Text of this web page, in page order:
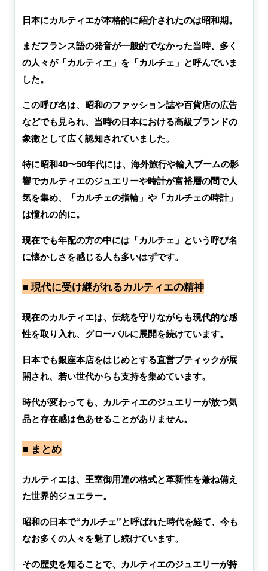
日本にカルティエが本格的に紹介されたのは昭和期。
まだフランス語の発音が一般的でなかった当時、多く
の人々が「カルティエ」を「カルチェ」と呼んでいま
した。
この呼び名は、昭和のファッション誌や百貨店の広告
などでも見られ、当時の日本における高級ブランドの
象徴として広く認知されていました。
特に昭和40〜50年代には、海外旅行や輸入ブームの影
響でカルティエのジュエリーや時計が富裕層の間で人
気を集め、「カルチェの指輪」や「カルチェの時計」
は憧れの的に。
現在でも年配の方の中には「カルチェ」という呼び名
に懐かしさを感じる人も多いはずです。
■ 現代に受け継がれるカルティエの精神
現在のカルティエは、伝統を守りながらも現代的な感
性を取り入れ、グローバルに展開を続けています。
日本でも銀座本店をはじめとする直営ブティックが展
開され、若い世代からも支持を集めています。
時代が変わっても、カルティエのジュエリーが放つ気
品と存在感は色あせることがありません。
■ まとめ
カルティエは、王室御用達の格式と革新性を兼ね備え
た世界的ジュエラー。
昭和の日本で“カルチェ”と呼ばれた時代を経て、今も
なお多くの人々を魅了し続けています。
その歴史を知ることで、カルティエのジュエリーが持